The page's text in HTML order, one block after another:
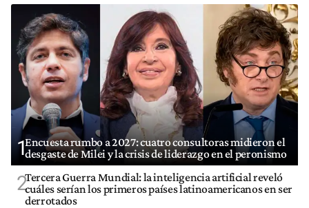
1Encuesta rumbo a 2027: cuatro consultoras midieron el
desgaste de Milei y la crisis de liderazgo en el peronismo
2Tercera Guerra Mundial: la inteligencia artificial reveló
cuáles serían los primeros países latinoamericanos en ser
derrotados